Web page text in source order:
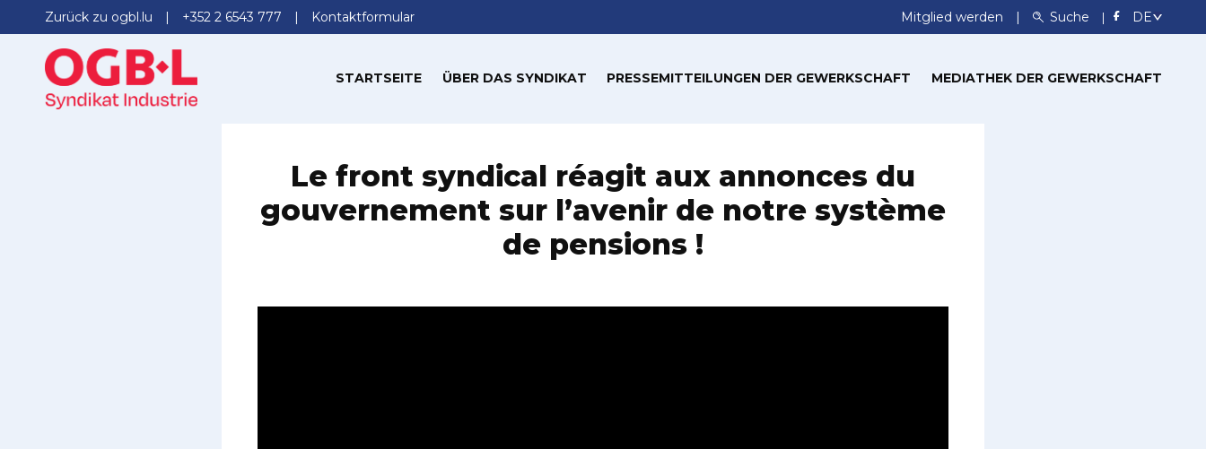
Zurück zu ogbl.lu +352 2 6543 777 Kontaktformular Mitglied werden Suche
STARTSEITE ÜBER DAS SYNDIKAT PRESSEMITTEILUNGEN DER GEWERKSCHAFT MEDIATHEK DER GEWERKSCHAFT
Le front syndical réagit aux annonces du
gouvernement sur l’avenir de notre système
de pensions !